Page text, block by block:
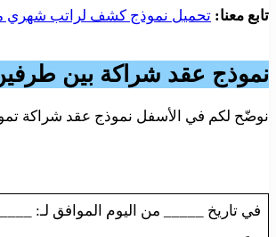
تابع معنا: تحميل نموذج كشف لراتب شهري
نموذج عقد شراكة بين طرفين
نوضّح لكم في الأسفل نموذج عقد شراكة
في تاريخ _____ من اليوم الموافق لـ: